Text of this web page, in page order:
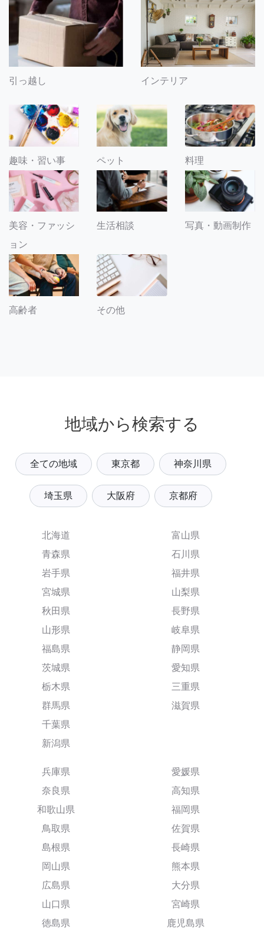
引っ越し インテリア
趣味・習い事 ペット 料理
美容・ファッシ
ョン
生活相談 写真・動画制作
高齢者 その他
地域から検索する
全ての地域 東京都 神奈川県
埼玉県 大阪府 京都府
北海道
青森県
岩手県
宮城県
秋田県
山形県
福島県
茨城県
栃木県
群馬県
千葉県
新潟県
富山県
石川県
福井県
山梨県
長野県
岐阜県
静岡県
愛知県
三重県
滋賀県
兵庫県
奈良県
和歌山県
鳥取県
島根県
岡山県
広島県
山口県
徳島県
愛媛県
高知県
福岡県
佐賀県
長崎県
熊本県
大分県
宮崎県
鹿児島県